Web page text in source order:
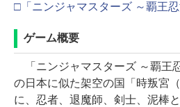
□「ニンジャマスターズ ～覇王
ゲーム概要
「ニンジャマスターズ ～覇王
の日本に似た架空の国「時叛宮
に、忍者、退魔師、剣士、泥棒